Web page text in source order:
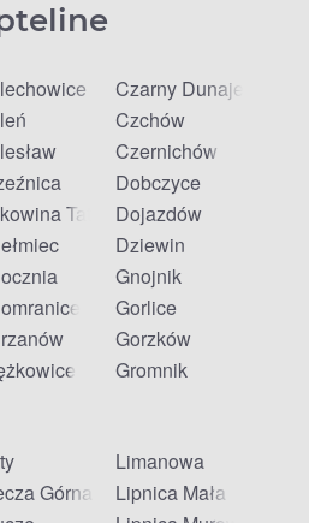
Tatrzańska
Czarny Dunajec
Czchów
Czernichów
Dobczyce
Dojazdów
Dziewin
Gnojnik
Gorlice
Gorzków
Gromnik
Górna
Limanowa
Lipnica Mała